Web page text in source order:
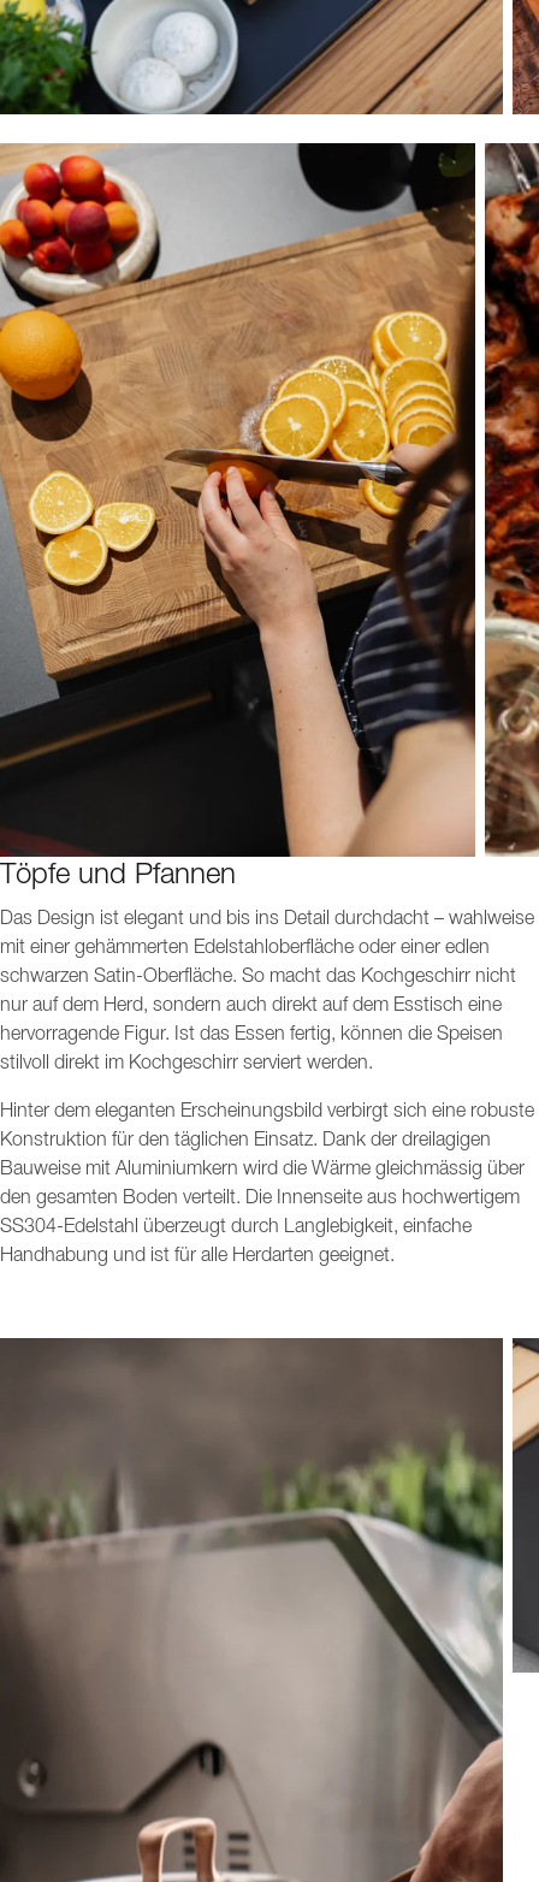
Töpfe und Pfannen
Das Design ist elegant und bis ins Detail durchdacht – wahlweise
mit einer gehämmerten Edelstahloberfläche oder einer edlen
schwarzen Satin-Oberfläche. So macht das Kochgeschirr nicht
nur auf dem Herd, sondern auch direkt auf dem Esstisch eine
hervorragende Figur. Ist das Essen fertig, können die Speisen
stilvoll direkt im Kochgeschirr serviert werden.
Hinter dem eleganten Erscheinungsbild verbirgt sich eine robuste
Konstruktion für den täglichen Einsatz. Dank der dreilagigen
Bauweise mit Aluminiumkern wird die Wärme gleichmässig über
den gesamten Boden verteilt. Die Innenseite aus hochwertigem
SS304-Edelstahl überzeugt durch Langlebigkeit, einfache
Handhabung und ist für alle Herdarten geeignet.